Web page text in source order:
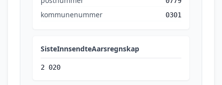
kommunenummer 0301
SisteInnsendteAarsregnskap
2 020